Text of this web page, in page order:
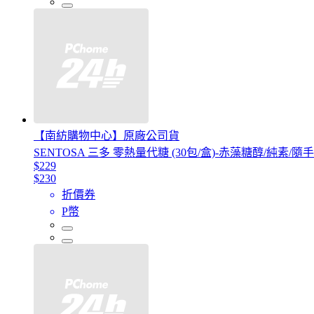
【南紡購物中心】原廠公司貨
SENTOSA 三多 零熱量代糖 (30包/盒)-赤藻糖醇/純素/隨
$229
$230
折價券
P幣